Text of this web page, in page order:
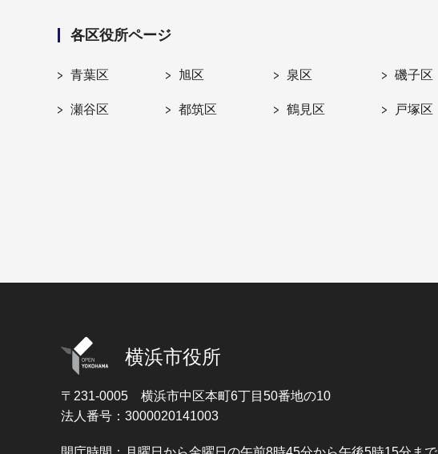
各区役所ページ
青葉区 旭区 泉区 磯子区
瀬谷区 都筑区 鶴見区 戸塚区
横浜市役所
〒231-0005 横浜市中区本町6丁目50番地の10
法人番号：3000020141003